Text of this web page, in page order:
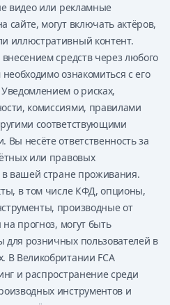
видео или рекламные
могут включать актёров,
иллюстративный контент.
средств через любого
ознакомиться с его
о рисках,
комиссиями, правилами
соответствующими
несёте ответственность за
или правовых
в вашей стране проживания.
в том числе КФД, опционы,
производные от
прогноз, могут быть
розничных пользователей в
В Великобритании FCA
и распространение среди
инструментов и